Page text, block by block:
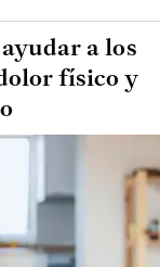
a los
físico y